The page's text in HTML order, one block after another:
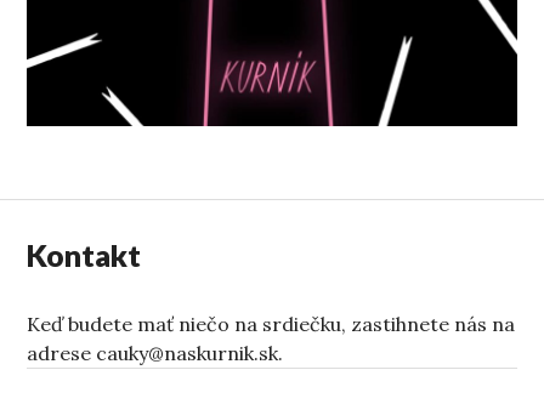
Kontakt
Keď budete mať niečo na srdiečku, zastihnete nás na
adrese cauky@naskurnik.sk.